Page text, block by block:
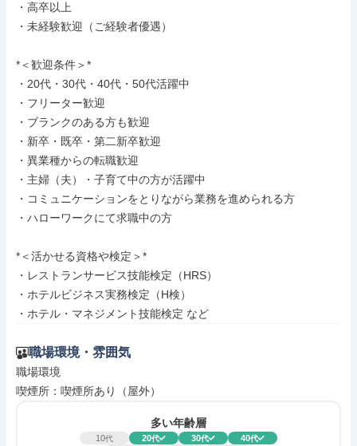
・高卒以上
・未経験歓迎（ご経験者優遇）
*＜歓迎条件＞*
・20代・30代・40代・50代活躍中
・フリーター歓迎
・ブランクのある方も歓迎
・新卒・既卒・第二新卒歓迎
・異業種からの転職歓迎
・主婦（夫）・子育て中の方が活躍中
・コミュニケーションをとりながら業務を進められる方
・ハローワークにて求職中の方
*＜活かせる資格や検定＞*
・レストランサービス技能検定（HRS）
・ホテルビジネス実務検定（H検）
・ホテル・マネジメント技能検定 など
職場環境・雰囲気
職場環境
喫煙所：喫煙所あり（屋外）
多い年齢層
10代 20代 30代 40代